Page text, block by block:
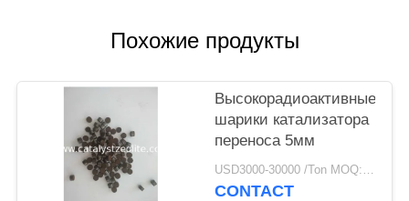
Похожие продукты
Высокорадиоактивные
шарики катализатора
переноса 5мм
USD3000-30000 /Ton MOQ:1 кг
CONTACT